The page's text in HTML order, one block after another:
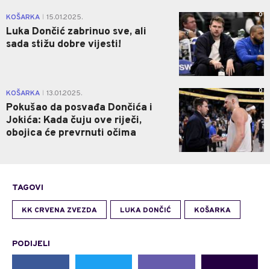
KOŠARKA 15.01.2025.
Luka Dončić zabrinuo sve, ali
sada stižu dobre vijesti!
0
KOŠARKA 13.01.2025.
Pokušao da posvađa Dončića i
Jokića: Kada čuju ove riječi,
obojica će prevrnuti očima
0
TAGOVI
KK CRVENA ZVEZDA LUKA DONČIĆ KOŠARKA
PODIJELI